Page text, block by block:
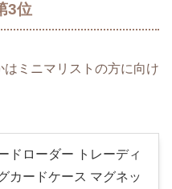
3位
ミニマリストの方に向け
ドローダー トレーディ
カードケース マグネッ